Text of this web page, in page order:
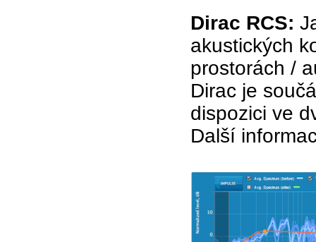
Dirac RCS:
akustických
prostorách /
Dirac je
dispozici ve
Další